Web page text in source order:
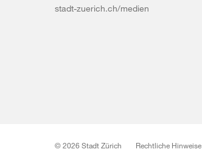
stadt-zuerich.ch/medien
© 2026 Stadt Zürich Rechtliche Hinweise